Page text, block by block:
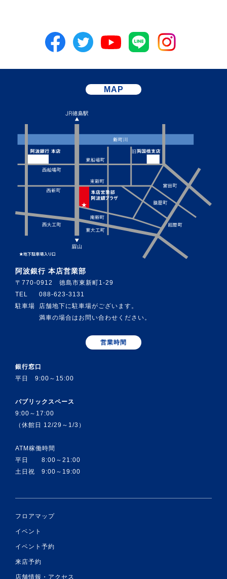
MAP
阿波銀行 本店営業部
〒770-0912 徳島市東新町1-29
TEL
088-623-3131
駐車場
店舗地下に駐車場がございます。
満車の場合はお問い合わせください。
営業時間
銀行窓口
平日 9:00～15:00
パブリックスペース
9:00～17:00
（休館日 12/29～1/3）
ATM稼働時間
平日 8:00～21:00
土日祝 9:00～19:00
フロアマップ
イベント
イベント予約
来店予約
店舗情報・アクセス